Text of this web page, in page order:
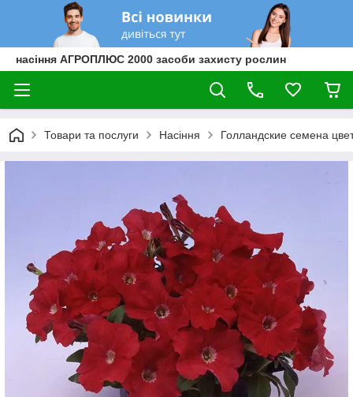
насіння АГРОПЛЮС 2000 засоби захисту рослин
Товари та послуги Насіння Голландские семена